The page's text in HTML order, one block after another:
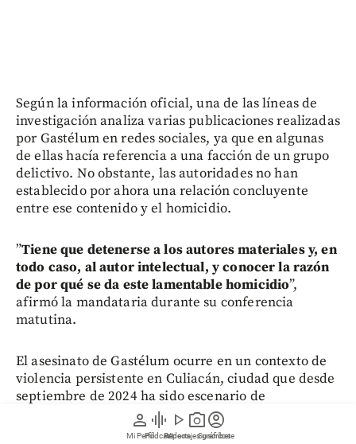
person
Mi Perfil
graphic_eq
Pódcast
play_arrow
Videos
photo_camera
Reportajes gráficos
account_circle
Suscríbete
Según la información oficial, una de las líneas de
investigación analiza varias publicaciones realizadas
por Gastélum en redes sociales, ya que en algunas
de ellas hacía referencia a una facción de un grupo
delictivo. No obstante, las autoridades no han
establecido por ahora una relación concluyente
entre ese contenido y el homicidio.
”Tiene que detenerse a los autores materiales y, en
todo caso, al autor intelectual, y conocer la razón
de por qué se da este lamentable homicidio”,
afirmó la mandataria durante su conferencia
matutina.
El asesinato de Gastélum ocurre en un contexto de
violencia persistente en Culiacán, ciudad que desde
septiembre de 2024 ha sido escenario de
enfrentamientos entre las facciones Los Mayos y Los
Chapitos, ambas pertenecientes al Cartel de